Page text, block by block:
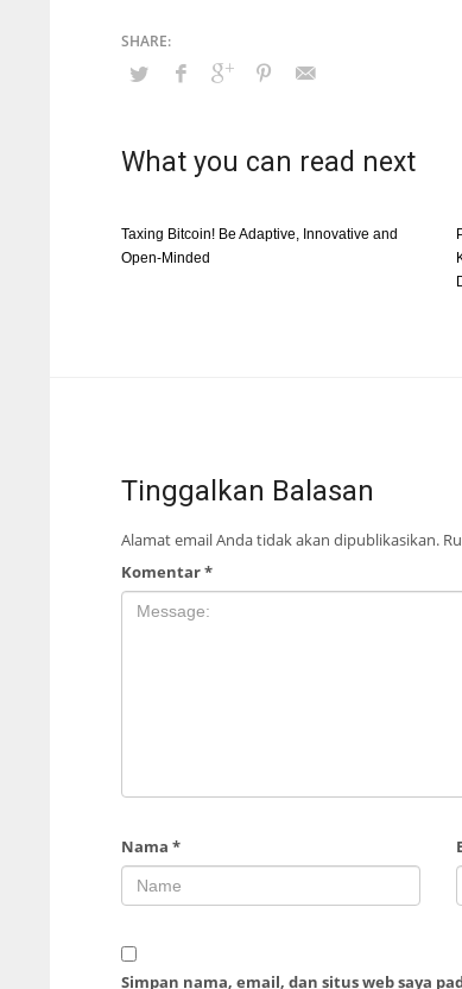
What you can read next
Taxing Bitcoin! Be Adaptive, Innovative and
Open-Minded
Tinggalkan Balasan
Alamat email Anda tidak akan dipublikasikan.
Komentar*
Nama *
Simpan nama, email, dan situs web saya